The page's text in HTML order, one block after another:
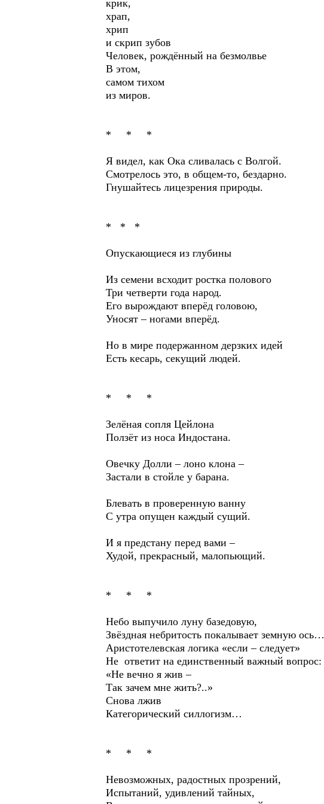
крик,
храп,
хрип
и скрип зубов
Человек, рождённый на безмолвье
В этом,
самом тихом
из миров.
* * *
Я видел, как Ока сливалась с Волгой.
Смотрелось это, в общем-то, бездарно.
Гнушайтесь лицезрения природы.
* * *
Опускающиеся из глубины
Из семени всходит ростка полового
Три четверти года народ.
Его вырождают вперёд головою,
Уносят – ногами вперёд.
Но в мире подержанном дерзких идей
Есть кесарь, секущий людей.
* * *
Зелёная сопля Цейлона
Ползёт из носа Индостана.
Овечку Долли – лоно клона –
Застали в стойле у барана.
Блевать в проверенную ванну
С утра опущен каждый сущий.
И я предстану перед вами –
Худой, прекрасный, малопьющий.
* * *
Небо выпучило луну базедовую,
Звёздная небритость покалывает земную ось…
Аристотелевская логика «если – следует»
Не ответит на единственный важный вопрос:
«Не вечно я жив –
Так зачем мне жить?..»
Снова лжив
Категорический силлогизм…
* * *
Невозможных, радостных прозрений,
Испытаний, удивлений тайных,